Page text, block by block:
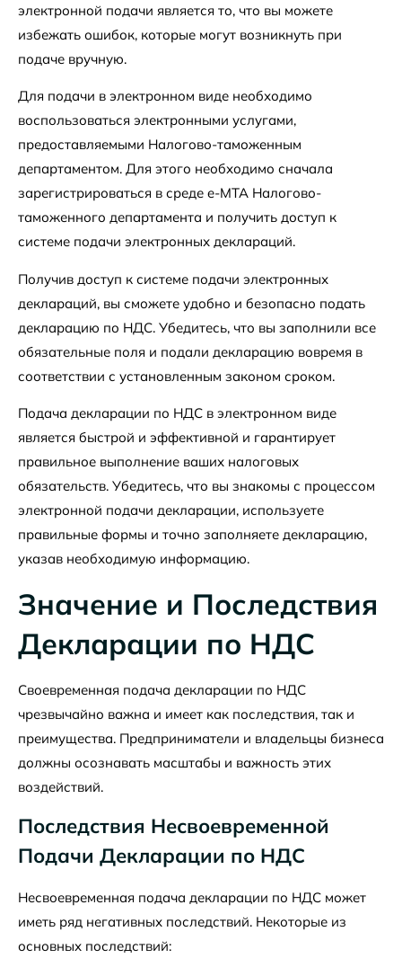
электронной подачи является то, что вы можете
избежать ошибок, которые могут возникнуть при
подаче вручную.
Для подачи в электронном виде необходимо
воспользоваться электронными услугами,
предоставляемыми Налогово-таможенным
департаментом. Для этого необходимо сначала
зарегистрироваться в среде e-MTA Налогово-
таможенного департамента и получить доступ к
системе подачи электронных деклараций.
Получив доступ к системе подачи электронных
деклараций, вы сможете удобно и безопасно подать
декларацию по НДС. Убедитесь, что вы заполнили все
обязательные поля и подали декларацию вовремя в
соответствии с установленным законом сроком.
Подача декларации по НДС в электронном виде
является быстрой и эффективной и гарантирует
правильное выполнение ваших налоговых
обязательств. Убедитесь, что вы знакомы с процессом
электронной подачи декларации, используете
правильные формы и точно заполняете декларацию,
указав необходимую информацию.
Значение и Последствия
Декларации по НДС
Своевременная подача декларации по НДС
чрезвычайно важна и имеет как последствия, так и
преимущества. Предприниматели и владельцы бизнеса
должны осознавать масштабы и важность этих
воздействий.
Последствия Несвоевременной
Подачи Декларации по НДС
Несвоевременная подача декларации по НДС может
иметь ряд негативных последствий. Некоторые из
основных последствий: